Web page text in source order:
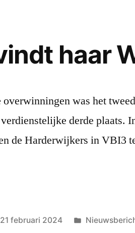
haar
overwinningen was het
derde plaats.
de Harderwijkers in VBI3
21 februari 2024
Geplaatst